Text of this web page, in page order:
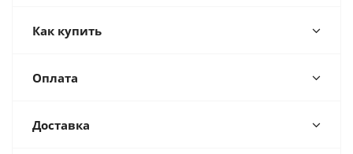
Как купить
Оплата
Доставка